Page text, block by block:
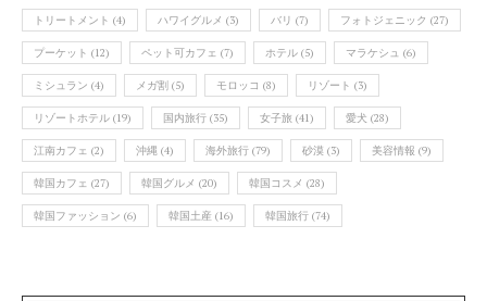
トリートメント (4) ハワイグルメ (3) バリ (7) フォトジェニック (27)
プーケット (12) ペット可カフェ (7) ホテル (5) マラケシュ (6)
ミシュラン (4) メガ割 (5) モロッコ (8) リゾート (3)
リゾートホテル (19) 国内旅行 (35) 女子旅 (41) 愛犬 (28)
江南カフェ (2) 沖縄 (4) 海外旅行 (79) 砂漠 (3) 美容情報 (9)
韓国カフェ (27) 韓国グルメ (20) 韓国コスメ (28)
韓国ファッション (6) 韓国土産 (16) 韓国旅行 (74)